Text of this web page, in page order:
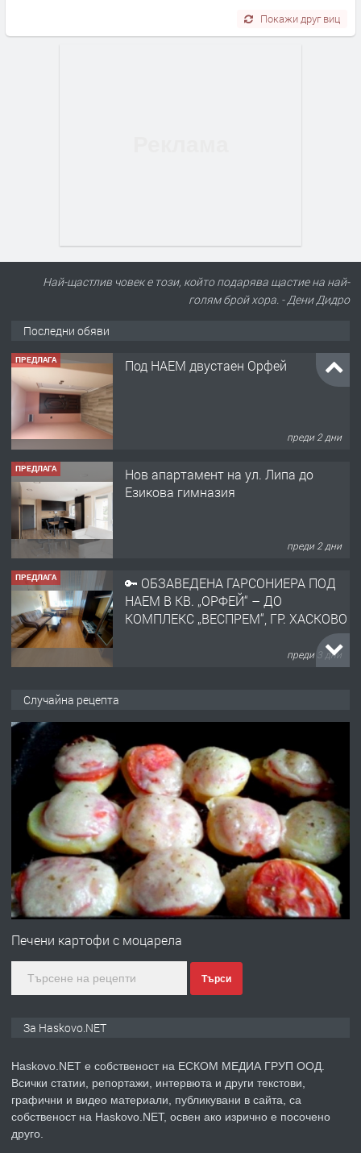
Покажи друг виц
Най-щастлив човек е този, който подарява щастие на най-
голям брой хора. - Дени Дидро
Последни обяви
ПРЕДЛАГА Под НАЕМ двустаен Орфей
преди 2 дни
ПРЕДЛАГА
Нов апартамент на ул. Липа до
Езикова гимназия
преди 2 дни
ПРЕДЛАГА
🔑 ОБЗАВЕДЕНА ГАРСОНИЕРА ПОД
НАЕМ В КВ. „ОРФЕЙ“ – ДО
КОМПЛЕКС „ВЕСПРЕМ“, ГР. ХАСКОВО
преди 3 дни
АПАРТАМЕНТ В ЦЕНТЪРА НА ГР.
ХАСКОВО
преди 4 дни
ПРЕДЛАГА Давам гараж под наем
преди 4 дни
ПРЕДЛАГА
№4120 Магазин/Офис под наем в кв.
градската градина!
преди 5 дни
ПРЕДЛАГА
Продавам парцел в гр. Хасково кв.
Случайна рецепта
Печени картофи с моцарела
Търси
За Haskovo.NET
Haskovo.NET е собственост на ЕСКОМ МЕДИА ГРУП ООД.
Всички статии, репортажи, интервюта и други текстови,
графични и видео материали, публикувани в сайта, са
собственост на Haskovo.NET, освен ако изрично е посочено
друго.